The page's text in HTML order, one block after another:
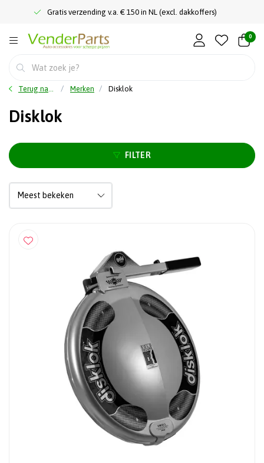
Gratis verzending v.a. € 150 in NL (excl. dakkoffers)
0
Terug naar home Merken Disklok
Disklok
FILTER